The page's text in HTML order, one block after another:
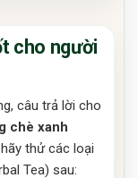
cho người
câu trả lời cho
chè xanh
thử các loại
Tea) sau: